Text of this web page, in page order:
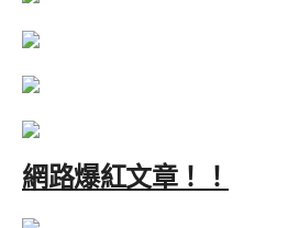
網路爆紅文章！！